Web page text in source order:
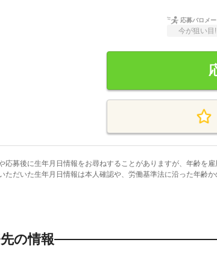
応募バロメ
今が狙い目!
応募後に生年月日情報をお尋ねすることがありますが、年齢を
ただいた生年月日情報は本人確認や、労働基準法に沿った年齢か
の情報